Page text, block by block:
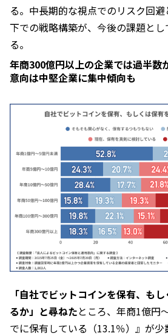
る。中長期的な視点でのリスク回
下での戦略構築が、今後の課題と
る。
年商300億円以上の企業では過半
意向は中堅企業に集中傾向も
「自社でビットコインを保有、も
るか」と尋ねたところ、年商1億円
でに保有している（13.1％）』が